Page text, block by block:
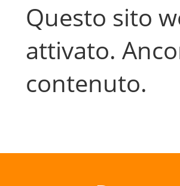
Questo sito
attivato.
contenuto.